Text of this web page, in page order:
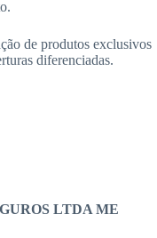
de produtos exclusivos
diferenciadas.
LTDA ME